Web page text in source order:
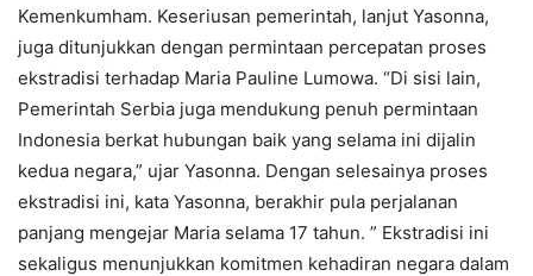
Kemenkumham. Keseriusan pemerintah, lanjut Yasonna,
juga ditunjukkan dengan permintaan percepatan proses
ekstradisi terhadap Maria Pauline Lumowa. “Di sisi lain,
Pemerintah Serbia juga mendukung penuh permintaan
Indonesia berkat hubungan baik yang selama ini dijalin
kedua negara,” ujar Yasonna. Dengan selesainya proses
ekstradisi ini, kata Yasonna, berakhir pula perjalanan
panjang mengejar Maria selama 17 tahun. ” Ekstradisi ini
sekaligus menunjukkan komitmen kehadiran negara dalam